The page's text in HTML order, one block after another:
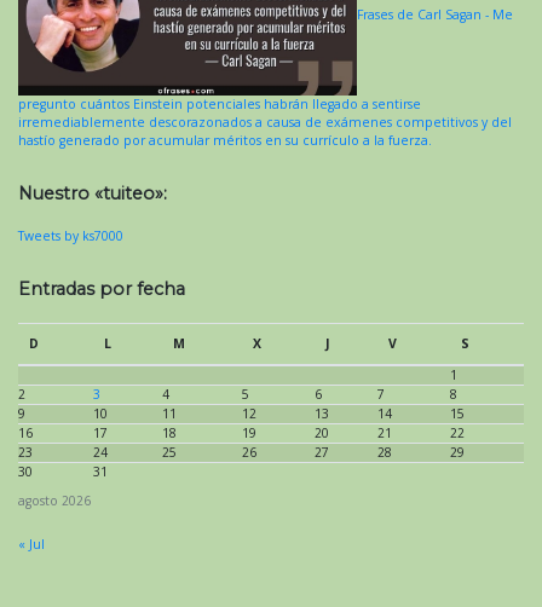
Frases de Carl Sagan - Me
pregunto cuántos Einstein potenciales habrán llegado a sentirse
irremediablemente descorazonados a causa de exámenes competitivos y del
hastío generado por acumular méritos en su currículo a la fuerza.
Nuestro «tuiteo»:
Tweets by ks7000
Entradas por fecha
agosto 2026
D L M X J V
S
1
2
3 4 5 6 7
8
9
10 11 12 13 14
15
16
17 18 19 20 21
22
23
24 25 26 27 28
29
30
31
« Jul